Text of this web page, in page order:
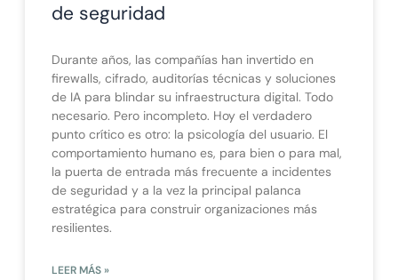
de seguridad
Durante años, las compañías han invertido en
firewalls, cifrado, auditorías técnicas y soluciones
de IA para blindar su infraestructura digital. Todo
necesario. Pero incompleto. Hoy el verdadero
punto crítico es otro: la psicología del usuario. El
comportamiento humano es, para bien o para mal,
la puerta de entrada más frecuente a incidentes
de seguridad y a la vez la principal palanca
estratégica para construir organizaciones más
resilientes.
LEER MÁS »